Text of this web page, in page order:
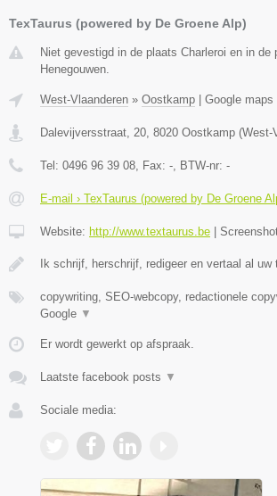
TexTaurus (powered by De Groene Alp)
Niet gevestigd in de plaats Charleroi en in de
Henegouwen.
West-Vlaanderen » Oostkamp Google maps
Dalevijversstraat, 20, 8020 Oostkamp (West-
Tel: 0496 96 39 08, Fax: -, BTW-nr: -
E-mail › TexTaurus (powered by De Groene
Website: http://www.textaurus.be
Ik schrijf, herschrijf, redigeer en vertaal al
copywriting, SEO-webcopy, redactionele
Google ▼
Er wordt gewerkt op afspraak.
Laatste facebook posts ▼
Sociale media: